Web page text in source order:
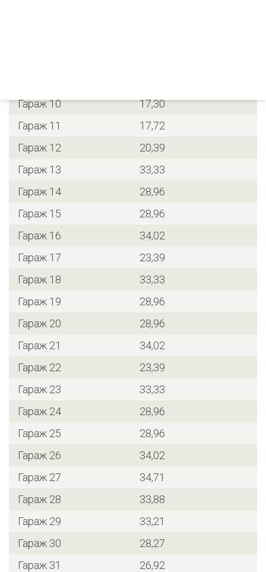
Гараж 10
17,30
Гараж 11
17,72
Гараж 12
20,39
Гараж 13
33,33
Гараж 14
28,96
Гараж 15
28,96
Гараж 16
34,02
Гараж 17
23,39
Гараж 18
33,33
Гараж 19
28,96
Гараж 20
28,96
Гараж 21
34,02
Гараж 22
23,39
Гараж 23
33,33
Гараж 24
28,96
Гараж 25
28,96
Гараж 26
34,02
Гараж 27
34,71
Гараж 28
33,88
Гараж 29
33,21
Гараж 30
28,27
Гараж 31
26,92